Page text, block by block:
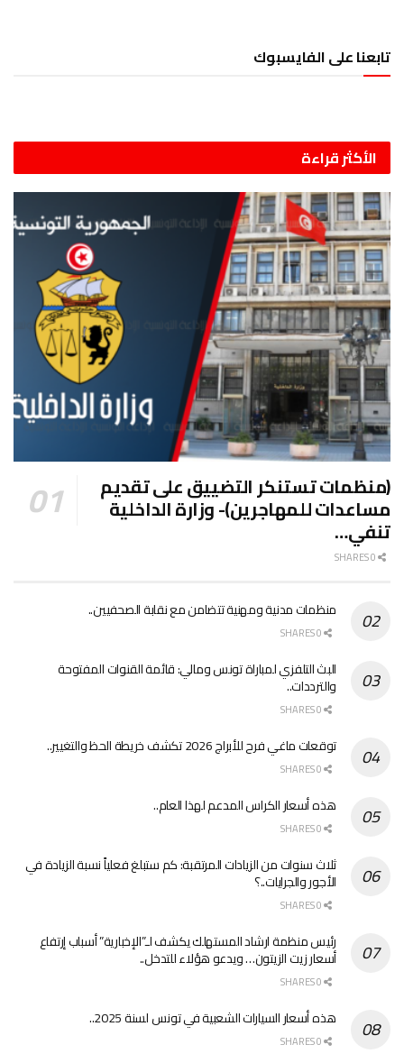
تابعنا على الفايسبوك
الأكثر قراءة
(منظمات تستنكر التضييق على تقديم
مساعدات للمهاجرين)- وزارة الداخلية
تنفي…
منظمات مدنية ومهنية تتضامن مع نقابة الصحفيين..
البث التلفزي لمباراة تونس ومالي: قائمة القنوات المفتوحة
والترددات..
توقعات ماغي فرح للأبراج 2026 تكشف خريطة الحظ والتغيير..
هذه أسعار الكراس المدعم لهذا العام..
ثلاث سنوات من الزيادات المرتقبة: كم ستبلغ فعلياً نسبة الزيادة في
الأجور والجرايات..؟
رئيس منظمة ارشاد المستهلك يكشف لـ”الإخبارية” أسباب إرتفاع
أسعار زيت الزيتون… ويدعو هؤلاء للتدخل..
هذه أسعار السيارات الشعبية في تونس لسنة 2025..